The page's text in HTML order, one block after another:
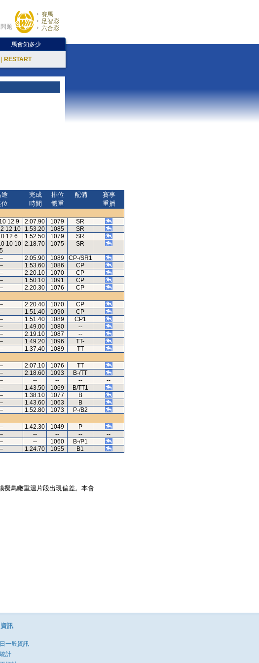
題
賽馬
足智彩
六合彩
馬會知多少
RESTART
途
位
完成
時間
排位
體重
配備
賽事
重播
12 9 2.07.90 1079
SR
12 10 1.53.20 1085
SR
12 6 1.52.50 1079
SR
10 10
5
2.18.70 1075 SR
2.05.90 1089
CP-/SR1
1.53.60 1086
CP
2.20.10 1070
CP
1.50.10 1091
CP
2.20.30 1076
CP
2.20.40 1070
CP
1.51.40 1090
CP
1.51.40 1089
CP1
1.49.00 1080
--
2.19.10 1087
--
1.49.20 1096
TT-
1.37.40 1089
TT
2.07.10 1076
TT
2.18.60 1093
B-/TT
-- -- --
--
1.43.50 1069
B/TT1
1.38.10 1077
B
1.43.60 1063
B
1.52.80 1073
P-/B2
1.42.30 1049
P
-- -- --
--
-- 1060
B-/P1
1.24.70 1055 B1
擬鳥瞰重溫片段出現偏差。本會
訊
一般資訊
計